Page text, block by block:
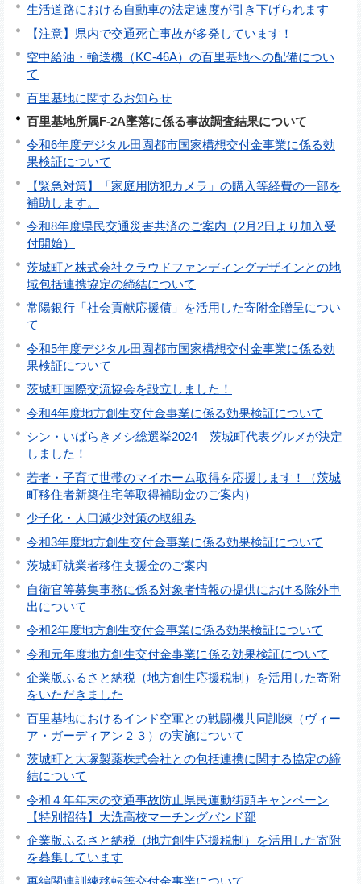
生活道路における自動車の法定速度が引き下げられます
【注意】県内で交通死亡事故が多発しています！
空中給油・輸送機（KC-46A）の百里基地への配備につい
て
百里基地に関するお知らせ
百里基地所属F-2A墜落に係る事故調査結果について
令和6年度デジタル田園都市国家構想交付金事業に係る効
果検証について
【緊急対策】「家庭用防犯カメラ」の購入等経費の一部を
補助します。
令和8年度県民交通災害共済のご案内（2月2日より加入受
付開始）
茨城町と株式会社クラウドファンディングデザインとの地
域包括連携協定の締結について
常陽銀行「社会貢献応援債」を活用した寄附金贈呈につい
て
令和5年度デジタル田園都市国家構想交付金事業に係る効
果検証について
茨城町国際交流協会を設立しました！
令和4年度地方創生交付金事業に係る効果検証について
シン・いばらきメシ総選挙2024 茨城町代表グルメが決定
しました！
若者・子育て世帯のマイホーム取得を応援します！（茨城
町移住者新築住宅等取得補助金のご案内）
少子化・人口減少対策の取組み
令和3年度地方創生交付金事業に係る効果検証について
茨城町就業者移住支援金のご案内
自衛官等募集事務に係る対象者情報の提供における除外申
出について
令和2年度地方創生交付金事業に係る効果検証について
令和元年度地方創生交付金事業に係る効果検証について
企業版ふるさと納税（地方創生応援税制）を活用した寄附
をいただきました
百里基地におけるインド空軍との戦闘機共同訓練（ヴィー
ア・ガーディアン２３）の実施について
茨城町と大塚製薬株式会社との包括連携に関する協定の締
結について
令和４年年末の交通事故防止県民運動街頭キャンペーン
【特別招待】大洗高校マーチングバンド部
企業版ふるさと納税（地方創生応援税制）を活用した寄附
を募集しています
再編関連訓練移転等交付金事業について